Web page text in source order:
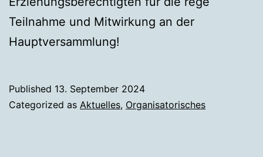
Teilnahme und Mitwirkung an der
Hauptversammlung!
Published 13. September 2024
Categorized as Aktuelles, Organisatorisches